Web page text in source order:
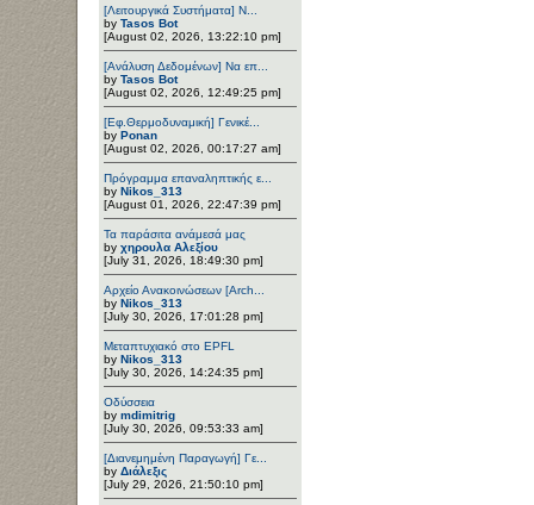
[Λειτουργικά Συστήματα] Ν...
by Tasos Bot
[August 02, 2026, 13:22:10 pm]
[Ανάλυση Δεδομένων] Να επ...
by Tasos Bot
[August 02, 2026, 12:49:25 pm]
[Εφ.Θερμοδυναμική] Γενικέ...
by Ponan
[August 02, 2026, 00:17:27 am]
Πρόγραμμα επαναληπτικής ε...
by Nikos_313
[August 01, 2026, 22:47:39 pm]
Τα παράσιτα ανάμεσά μας
by χηρουλα Αλεξίου
[July 31, 2026, 18:49:30 pm]
Αρχείο Ανακοινώσεων [Arch...
by Nikos_313
[July 30, 2026, 17:01:28 pm]
Μεταπτυχιακό στο EPFL
by Nikos_313
[July 30, 2026, 14:24:35 pm]
Οδύσσεια
by mdimitrig
[July 30, 2026, 09:53:33 am]
[Διανεμημένη Παραγωγή] Γε...
by Διάλεξις
[July 29, 2026, 21:50:10 pm]